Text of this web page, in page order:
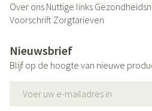
Over ons Nuttige links
Voorschrift Zorgtarieven
Nieuwsbrief
Blijf op de hoogte van nieuwe